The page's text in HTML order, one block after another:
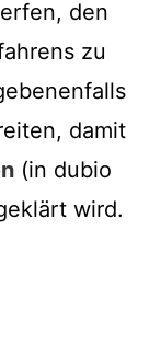
den
zu
damit
(in dubio
wird.